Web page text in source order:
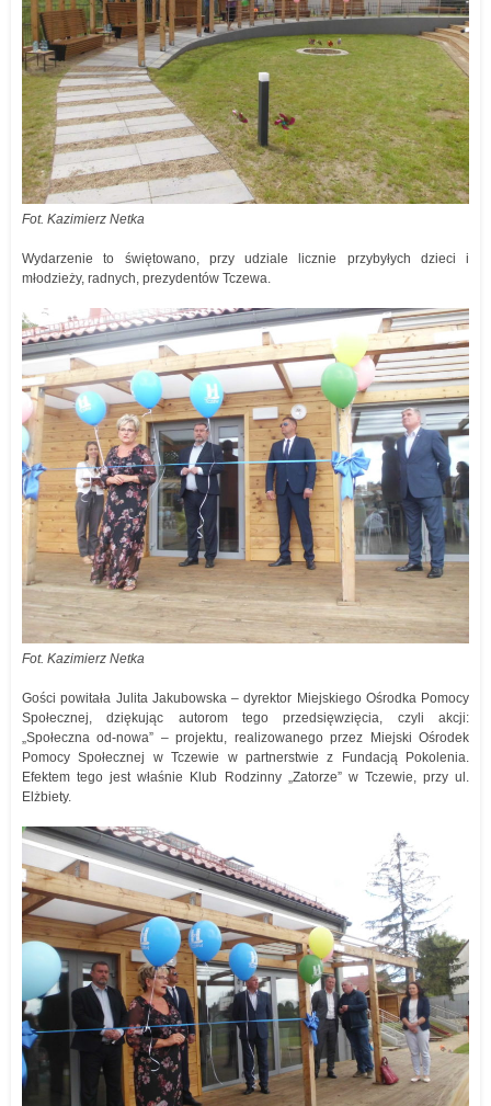
Fot. Kazimierz Netka
Wydarzenie to świętowano, przy udziale licznie przybyłych dzieci i
młodzieży, radnych, prezydentów Tczewa.
Fot. Kazimierz Netka
Gości powitała Julita Jakubowska – dyrektor Miejskiego Ośrodka Pomocy
Społecznej, dziękując autorom tego przedsięwzięcia, czyli akcji:
„Społeczna od-nowa” – projektu, realizowanego przez Miejski Ośrodek
Pomocy Społecznej w Tczewie w partnerstwie z Fundacją Pokolenia.
Efektem tego jest właśnie Klub Rodzinny „Zatorze” w Tczewie, przy ul.
Elżbiety.